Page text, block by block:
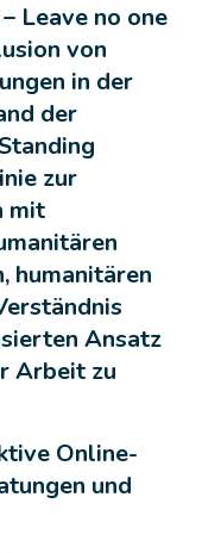
Leave no one
von
in der
der
zur
mit
humanitären
Ansatz
Arbeit zu
Online-
und